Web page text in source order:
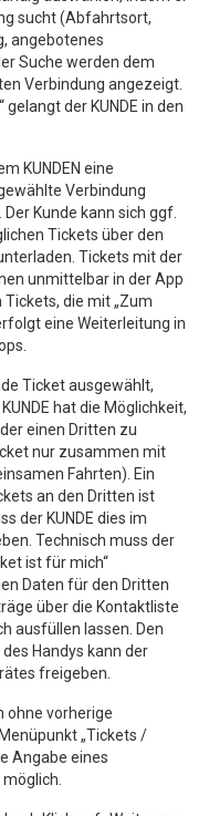
sucht (Abfahrtsort,
angebotenes
Suche werden dem
Verbindung angezeigt.
gelangt der KUNDE in den
KUNDEN eine
Verbindung
Kunde kann sich ggf.
Tickets über den
Tickets mit der
unmittelbar in der App
die mit „Zum
eine Weiterleitung in
Ticket ausgewählt,
hat die Möglichkeit,
einen Dritten zu
nur zusammen mit
Fahrten). Ein
an den Dritten ist
der KUNDE dies im
Technisch muss der
ist für mich“
Daten für den Dritten
über die Kontaktliste
ausfüllen lassen. Den
Handys kann der
freigeben.
ohne vorherige
„Tickets /
Angabe eines